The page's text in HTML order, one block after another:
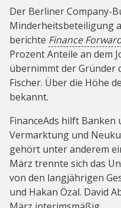
Der Berliner Company-
Minderheitsbeteiligung
berichte Finance
Prozent Anteile an dem
übernimmt der Gründer
Fischer. Über die Höhe
bekannt.
FinanceAds hilft
Vermarktung und
gehört unter anderem
März trennte sich das
von den langjährigen
und Hakan Özal. David